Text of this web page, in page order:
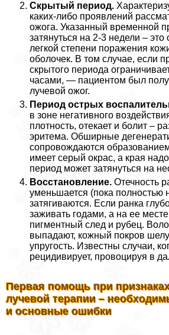
Скрытый период.
каких-либо проявлений
ожога. Указанный временной
затянуться на 2-3 недели – это
легкой степени поражения
оболочек. В том случае, если
скрытого периода
часами, — пациентом был
лучевой ожог.
Период острых
в зоне негативного
плотность, отекает и болит –
эритема. Обширные
сопровождаются
имеет серый окрас, а края
период может затянуться на
Восстановление. Отечность
уменьшается (пока полностью
затягиваются. Если ранка
заживать годами, а на ее
пигментный след и рубец.
выпадают, кожный покров
упругость. Известны случаи,
рецидивирует, провоцируя в
Первая помощь при
лучевой терапии –
и основные ошибки